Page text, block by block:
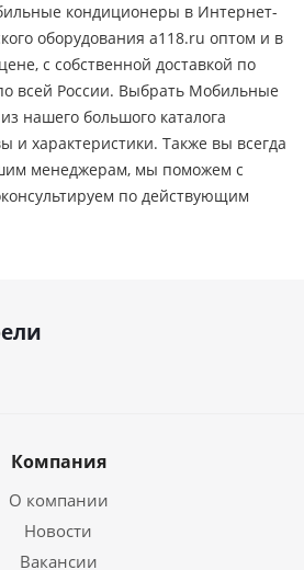
кондиционеры в Интернет-
оборудования a118.ru оптом и в
c собственной доставкой по
всей России. Выбрать Мобильные
нашего большого каталога
и характеристики. Также вы всегда
менеджерам, мы поможем с
по действующим
Компания
О компании
Новости
Вакансии